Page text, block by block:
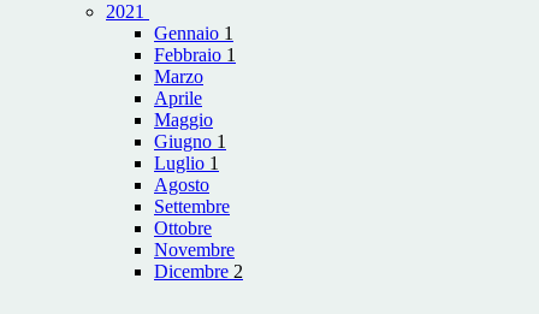
2021
Gennaio 1
Febbraio 1
Marzo
Aprile
Maggio
Giugno 1
Luglio 1
Agosto
Settembre
Ottobre
Novembre
Dicembre 2